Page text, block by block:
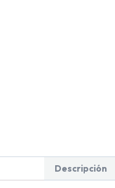
Descripción